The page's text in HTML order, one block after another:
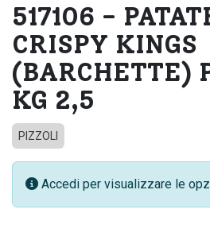
517106 -
CRISPY KINGS
(BARCHETTE)
KG 2,5
PIZZOLI
Accedi per visualizzare le